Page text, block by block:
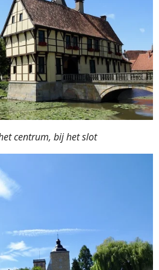
centrum, bij het slot